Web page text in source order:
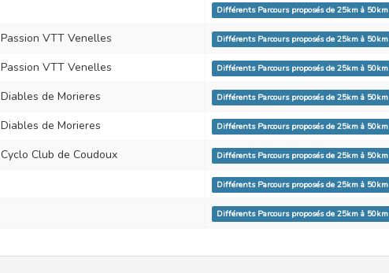
Différents Parcours proposés de 25km à 50km
Passion VTT Venelles Différents Parcours proposés de 25km à 50km
Passion VTT Venelles Différents Parcours proposés de 25km à 50km
Diables de Morieres Différents Parcours proposés de 25km à 50km
Diables de Morieres Différents Parcours proposés de 25km à 50km
Cyclo Club de Coudoux Différents Parcours proposés de 25km à 50km
Différents Parcours proposés de 25km à 50km
Différents Parcours proposés de 25km à 50km